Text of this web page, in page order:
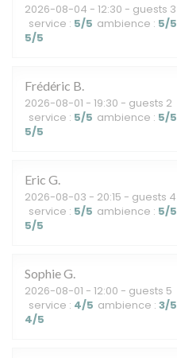
2026-08-04 - 12:30 - guests 3
service : 5/5 ambience : 5/5
5/5
Frédéric B
2026-08-01 - 19:30 - guests 2
service : 5/5 ambience : 5/5
5/5
Eric G
2026-08-03 - 20:15 - guests 4
service : 5/5 ambience : 5/5
5/5
SophieG
2026-08-01 - 12:00 - guests 5
service : 4/5 ambience : 3/5
4/5